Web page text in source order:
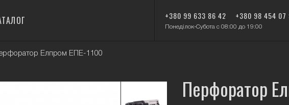
+380 99 633 86 42 +380 98 454 07
Понеділок-Субота с 08:00 до 19:00
Елпром ЕПЕ-1100
Перфоратор